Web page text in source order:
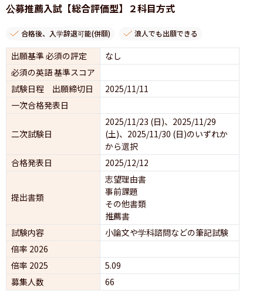
公募推薦入試【総合評価型】２科目方式
合格後、入学辞退可能(併願) 浪人でも出願できる
出願基準 必須の評定
なし
必須の英語 基準スコア
試験日程 出願締切日
2025/11/11
一次合格発表日
二次試験日
2025/11/23 (日)、2025/11/29
(土)、2025/11/30 (日)のいずれか
から選択
合格発表日
2025/12/12
提出書類
志望理由書
事前課題
その他書類
推薦書
試験内容
小論文や学科諮問などの筆記試験
倍率 2026
倍率 2025
5.09
募集人数
66